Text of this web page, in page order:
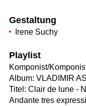
Gestaltung
Irene Suchy
Playlist
Komponist/
Album: VLADIMIR
Titel: Clair de lune -
Andante tres